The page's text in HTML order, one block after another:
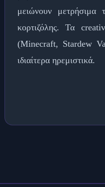
μειώνουν μετρήσιμα
κορτιζόλης. Τα
(Minecraft, Stardew
ιδιαίτερα ηρεμιστικά.